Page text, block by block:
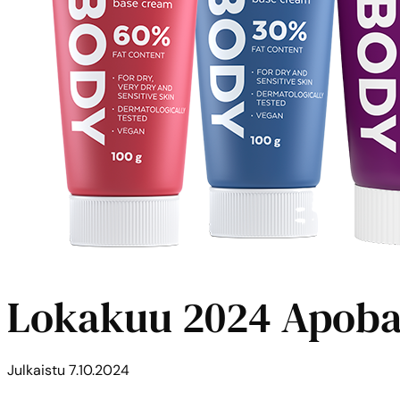
Lokakuu 2024
Julkaistu 7.10.2024